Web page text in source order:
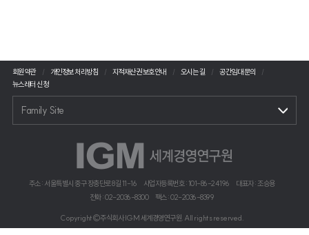
회원약관 개인정보 처리방침 지적재산권 보호안내 오시는 길
공간임대 문의
뉴스레터 신청
Family Site
주소 : 서울특별시 중구 장충단로 8길 11-16 사업자등록번호 : 101-86-24196
대표자 : 조승용
전화 : 02-2036-8300
팩스 : 02-2036-8399
Copyright©주식회사 IGM 세계경영연구원. All rights reserved.